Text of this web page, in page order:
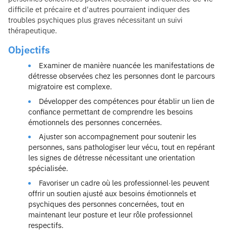
difficile et précaire et d'autres pourraient indiquer des
troubles psychiques plus graves nécessitant un suivi
thérapeutique.
Objectifs
Examiner de manière nuancée les manifestations de
détresse observées chez les personnes dont le parcours
migratoire est complexe.
Développer des compétences pour établir un lien de
confiance permettant de comprendre les besoins
émotionnels des personnes concernées.
Ajuster son accompagnement pour soutenir les
personnes, sans pathologiser leur vécu, tout en repérant
les signes de détresse nécessitant une orientation
spécialisée.
Favoriser un cadre où les professionnel·les peuvent
offrir un soutien ajusté aux besoins émotionnels et
psychiques des personnes concernées, tout en
maintenant leur posture et leur rôle professionnel
respectifs.